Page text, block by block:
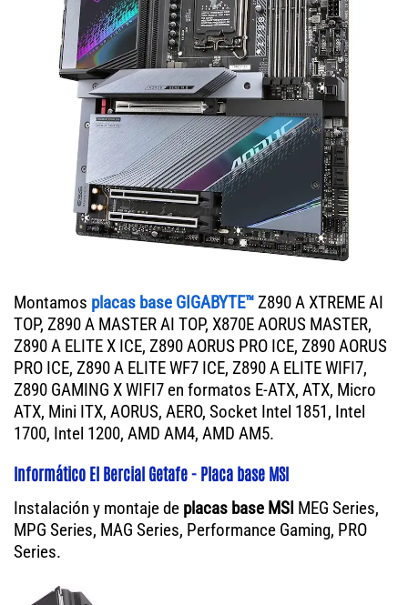
Montamos placas base GIGABYTE™Z890 A XTREME AI
TOP, Z890 A MASTER AI TOP, X870E AORUS MASTER,
Z890 A ELITE X ICE, Z890 AORUS PRO ICE, Z890 AORUS
PRO ICE, Z890 A ELITE WF7 ICE, Z890 A ELITE WIFI7,
Z890 GAMING X WIFI7 en formatos E-ATX, ATX, Micro
ATX, Mini ITX, AORUS, AERO, Socket Intel 1851, Intel
1700, Intel 1200, AMD AM4, AMD AM5.
Informático El Bercial Getafe - Placa base MSI
Instalación y montaje de placas base MSI MEG Series,
MPG Series, MAG Series, Performance Gaming, PRO
Series.